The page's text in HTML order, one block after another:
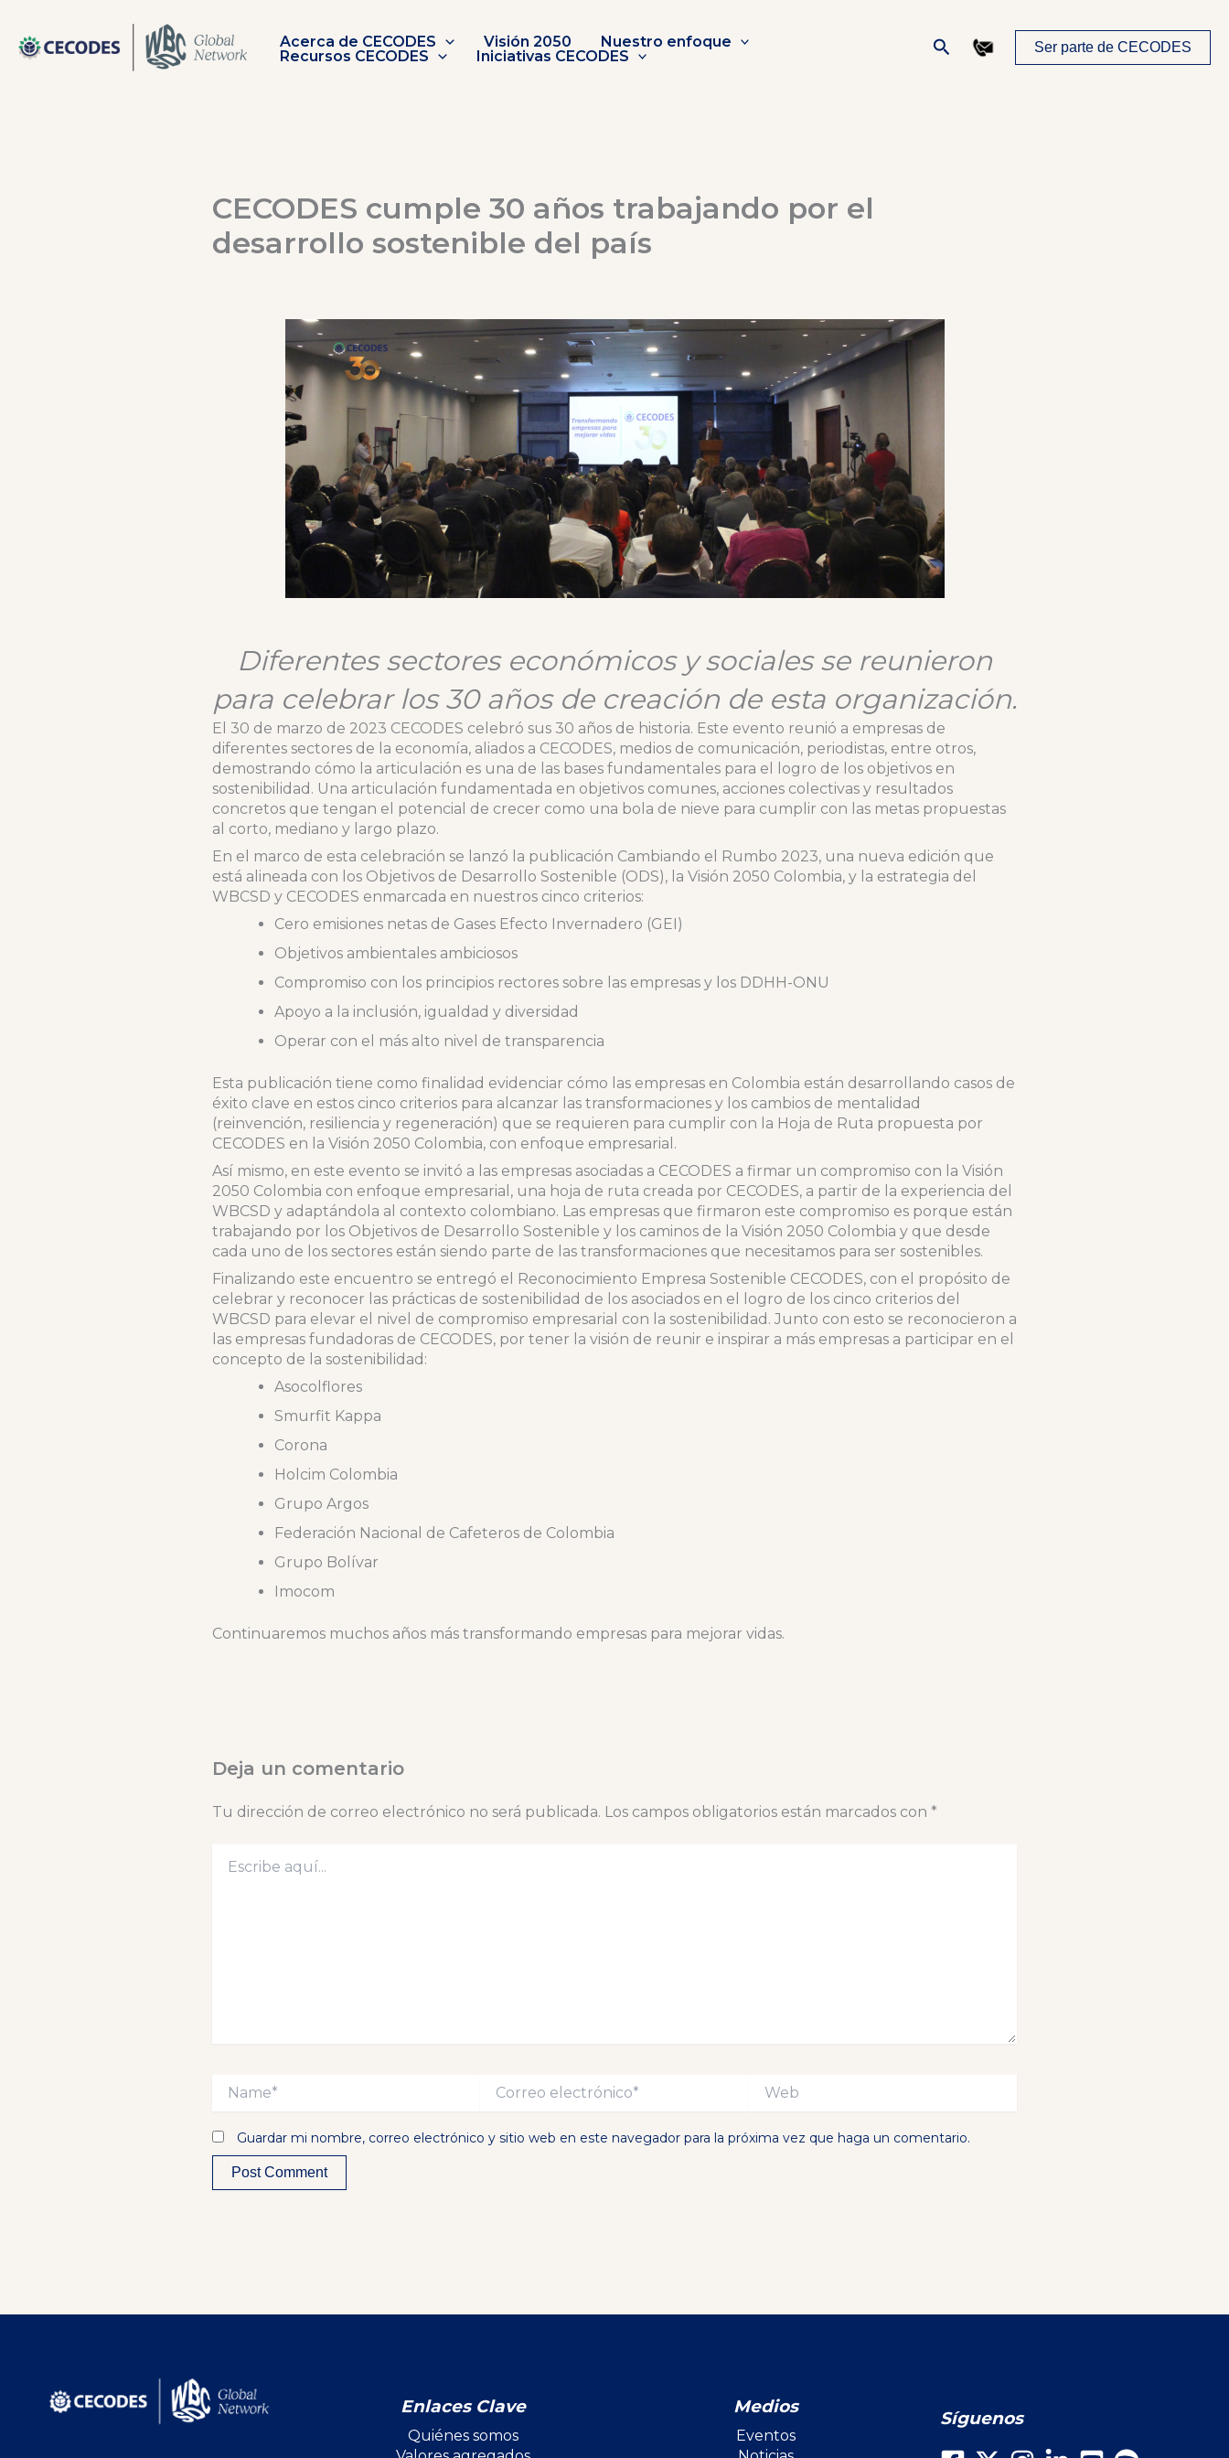
contenido
Acerca de CECODES Visión 2050
Nuestro enfoque
Recursos CECODES
Iniciativas CECODES Buscar Ser parte de CECODES
CECODES cumple 30 años trabajando por el
desarrollo sostenible del país
Diferentes sectores económicos y sociales se reunieron
para celebrar los 30 años de creación de esta organización.
El 30 de marzo de 2023 CECODES celebró sus 30 años de historia. Este evento reunió a empresas de
diferentes sectores de la economía, aliados a CECODES, medios de comunicación, periodistas, entre otros,
demostrando cómo la articulación es una de las bases fundamentales para el logro de los objetivos en
sostenibilidad. Una articulación fundamentada en objetivos comunes, acciones colectivas y resultados
concretos que tengan el potencial de crecer como una bola de nieve para cumplir con las metas propuestas
al corto, mediano y largo plazo.
En el marco de esta celebración se lanzó la publicación Cambiando el Rumbo 2023, una nueva edición que
está alineada con los Objetivos de Desarrollo Sostenible (ODS), la Visión 2050 Colombia, y la estrategia del
WBCSD y CECODES enmarcada en nuestros cinco criterios:
Cero emisiones netas de Gases Efecto Invernadero (GEI)
Objetivos ambientales ambiciosos
Compromiso con los principios rectores sobre las empresas y los DDHH-ONU
Apoyo a la inclusión, igualdad y diversidad
Operar con el más alto nivel de transparencia
Esta publicación tiene como finalidad evidenciar cómo las empresas en Colombia están desarrollando casos de
éxito clave en estos cinco criterios para alcanzar las transformaciones y los cambios de mentalidad
(reinvención, resiliencia y regeneración) que se requieren para cumplir con la Hoja de Ruta propuesta por
CECODES en la Visión 2050 Colombia, con enfoque empresarial.
Así mismo, en este evento se invitó a las empresas asociadas a CECODES a firmar un compromiso con la Visión
2050 Colombia con enfoque empresarial, una hoja de ruta creada por CECODES, a partir de la experiencia del
WBCSD y adaptándola al contexto colombiano. Las empresas que firmaron este compromiso es porque están
trabajando por los Objetivos de Desarrollo Sostenible y los caminos de la Visión 2050 Colombia y que desde
cada uno de los sectores están siendo parte de las transformaciones que necesitamos para ser sostenibles.
Finalizando este encuentro se entregó el Reconocimiento Empresa Sostenible CECODES, con el propósito de
celebrar y reconocer las prácticas de sostenibilidad de los asociados en el logro de los cinco criterios del
WBCSD para elevar el nivel de compromiso empresarial con la sostenibilidad. Junto con esto se reconocieron a
las empresas fundadoras de CECODES, por tener la visión de reunir e inspirar a más empresas a participar en el
concepto de la sostenibilidad:
Asocolflores
Smurfit Kappa
Corona
Holcim Colombia
Grupo Argos
Federación Nacional de Cafeteros de Colombia
Grupo Bolívar
Imocom
Continuaremos muchos años más transformando empresas para mejorar vidas.
Deja un comentario
Tu dirección de correo electrónico no será publicada. Los campos obligatorios están marcados con *
aquí...
Name*
Correo
electrónico*
Web
Guardar mi nombre, correo electrónico y sitio web en este navegador para la próxima vez que haga un comentario.
Enlaces Clave
Quiénes somos
Medios
Eventos
Síguenos